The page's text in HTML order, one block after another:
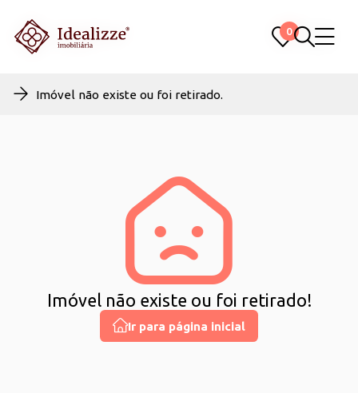
0
0
Imóvel não existe ou foi retirado.
Imóvel não existe ou foi retirado!
Ir para página inicial